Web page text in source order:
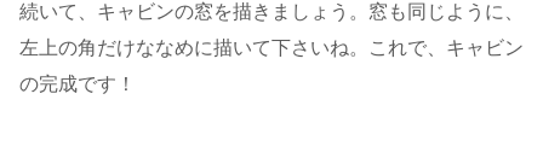
続いて、キャビンの窓を描きましょう。窓も同じように、
左上の角だけななめに描いて下さいね。これで、キャビン
の完成です！